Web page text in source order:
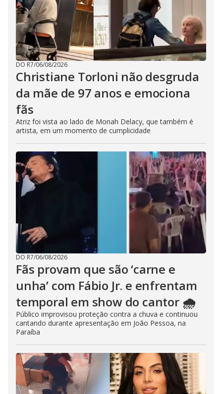
DO R7/06/08/2026
Christiane Torloni não desgruda
da mãe de 97 anos e emociona
fãs
Atriz foi vista ao lado de Monah Delacy, que também é
artista, em um momento de cumplicidade
DO R7/06/08/2026
Fãs provam que são ‘carne e
unha’ com Fábio Jr. e enfrentam
temporal em show do cantor 🌧️
Público improvisou proteção contra a chuva e continuou
cantando durante apresentação em João Pessoa, na
Paraíba